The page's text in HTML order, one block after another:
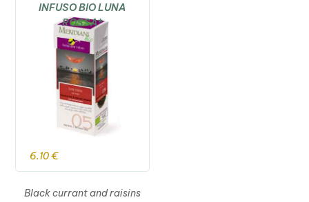
INFUSO BIO LUNA
ROSSA*
6.10€
Black currant and raisins